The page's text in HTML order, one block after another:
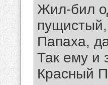
Жил-бил
Папаха,
Так ему и
Красный